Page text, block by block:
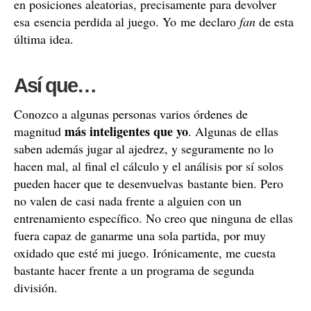
en posiciones aleatorias, precisamente para devolver
esa esencia perdida al juego. Yo me declaro fan de esta
última idea.
Así que…
Conozco a algunas personas varios órdenes de
magnitud más inteligentes que yo. Algunas de ellas
saben además jugar al ajedrez, y seguramente no lo
hacen mal, al final el cálculo y el análisis por sí solos
pueden hacer que te desenvuelvas bastante bien. Pero
no valen de casi nada frente a alguien con un
entrenamiento específico. No creo que ninguna de ellas
fuera capaz de ganarme una sola partida, por muy
oxidado que esté mi juego. Irónicamente, me cuesta
bastante hacer frente a un programa de segunda
división.